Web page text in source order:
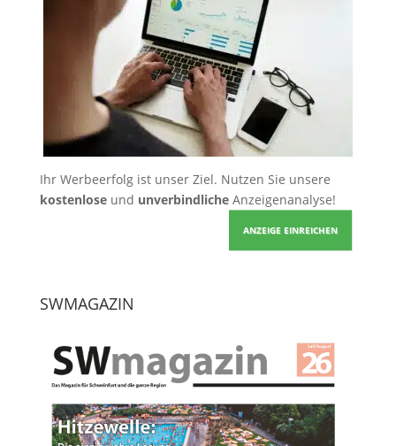
Ihr Werbeerfolg ist unser Ziel. Nutzen Sie unsere
kostenloseund unverbindlicheAnzeigenanalyse!
ANZEIGE EINREICHEN
SWMAGAZIN